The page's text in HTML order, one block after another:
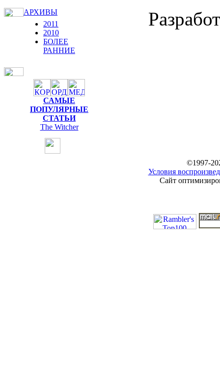
АРХИВЫ
2011
2010
БОЛЕЕ
РАННИЕ
САМЫЕ
ПОПУЛЯРНЫЕ
СТАТЬИ
The Witcher
©1997-
Условия
Сайт